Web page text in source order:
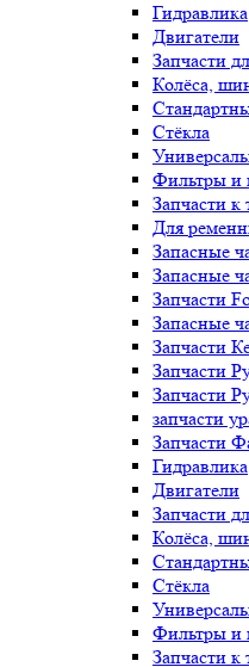
Гидравлика
Двигатели
Запчасти
Колёса,
Стёкла
Фильтры и
Запчасти к
Для
Запасные
Запасные
Запчасти
Запасные
Запчасти
Запчасти
Запчасти
запчасти
Запчасти
Гидравлика
Двигатели
Запчасти
Колёса,
Стёкла
Фильтры и
Запчасти к